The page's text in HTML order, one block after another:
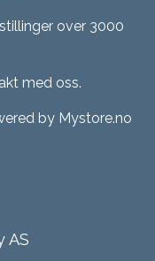
over 3000
med oss.
by Mystore.no
AS